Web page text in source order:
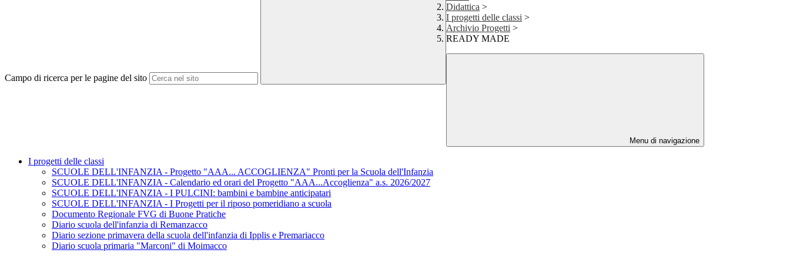
Campo di ricerca per le pagine del sito
Didattica >
I progetti delle classi >
Archivio Progetti >
READY MADE
Menu di navigazione
I progetti delle classi
SCUOLE DELL'INFANZIA - Progetto "AAA... ACCOGLIENZA" Pronti per la Scuola dell'Infanzia
SCUOLE DELL'INFANZIA - Calendario ed orari del Progetto "AAA...Accoglienza" a.s. 2026/2027
SCUOLE DELL'INFANZIA - I PULCINI: bambini e bambine anticipatari
SCUOLE DELL'INFANZIA - I Progetti per il riposo pomeridiano a scuola
Documento Regionale FVG di Buone Pratiche
Diario scuola dell'infanzia di Remanzacco
Diario sezione primavera della scuola dell'infanzia di Ipplis e Premariacco
Diario scuola primaria "Marconi" di Moimacco